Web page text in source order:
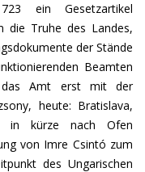
ein Gesetzartikel
die Truhe des Landes,
der Stände
Beamten
das Amt erst mit der
heute: Bratislava,
in kürze nach Ofen
von Imre Csintó zum
des Ungarischen